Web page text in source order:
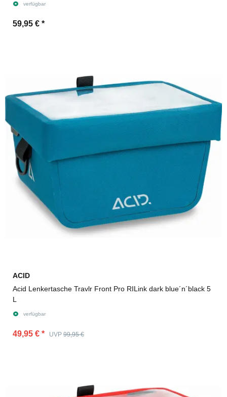
verfügbar
59,95 € *
ACID
Acid Lenkertasche Travlr Front Pro RILink dark blue´n´black 5
L
verfügbar
49,95 € * UVP 99,95 €